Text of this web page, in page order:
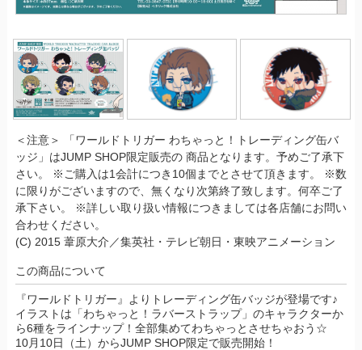
＜注意＞ 「ワールドトリガー わちゃっと！トレーディング缶バ
ッジ」はJUMP SHOP限定販売の 商品となります。予めご了承下
さい。 ※ご購入は1会計につき10個までとさせて頂きます。 ※数
に限りがございますので、無くなり次第終了致します。何卒ご了
承下さい。 ※詳しい取り扱い情報につきましては各店舗にお問い
合わせください。
(C) 2015 葦原大介／集英社・テレビ朝日・東映アニメーション
この商品について
『ワールドトリガー』よりトレーディング缶バッジが登場です♪
イラストは「わちゃっと！ラバーストラップ」のキャラクターか
ら6種をラインナップ！全部集めてわちゃっとさせちゃおう☆
10月10日（土）からJUMP SHOP限定で販売開始！